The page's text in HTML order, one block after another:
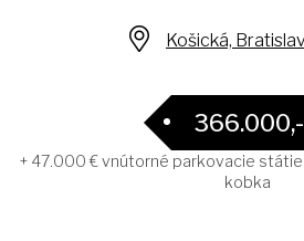
Košická,
+ 47.000 € vnútorné parkovacie státie
kobka